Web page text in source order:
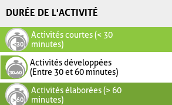
DURÉE DE L'ACTIVITÉ
Activités courtes (< 30
minutes)
Activités développées
(Entre 30 et 60 minutes)
Activités élaborées (> 60
minutes)